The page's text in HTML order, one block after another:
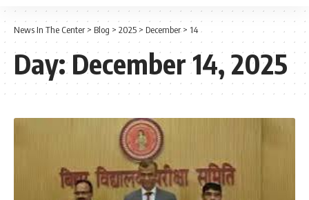
News In The Center> Blog >2025> December> 14
Day:December 14, 2025